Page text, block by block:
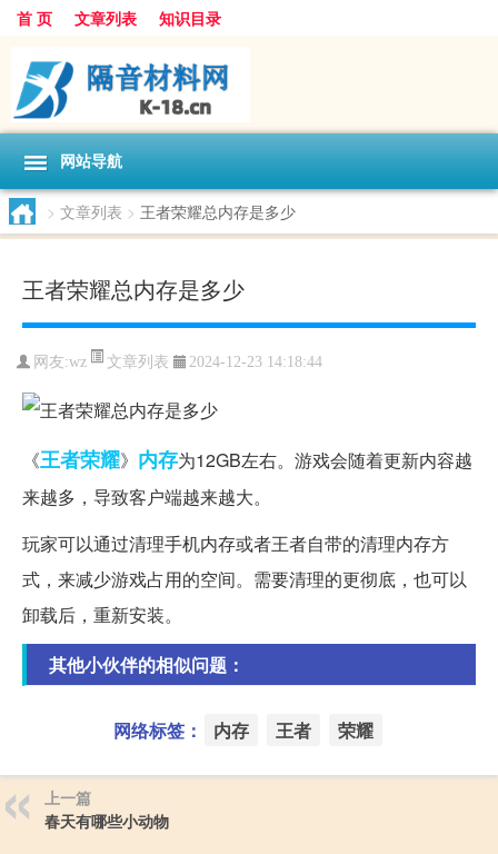
首 页 文章列表 知识目录
网站导航
> 文章列表 > 王者荣耀总内存是多少
王者荣耀总内存是多少
网友:wz 文章列表 2024-12-23 14:18:44
《王者荣耀》 内存为12GB左右。游戏会随着更新内容越
来越多，导致客户端越来越大。
玩家可以通过清理手机内存或者王者自带的清理内存方
式，来减少游戏占用的空间。需要清理的更彻底，也可以
卸载后，重新安装。
其他小伙伴的相似问题：
网络标签： 内存 王者 荣耀
上一篇
春天有哪些小动物